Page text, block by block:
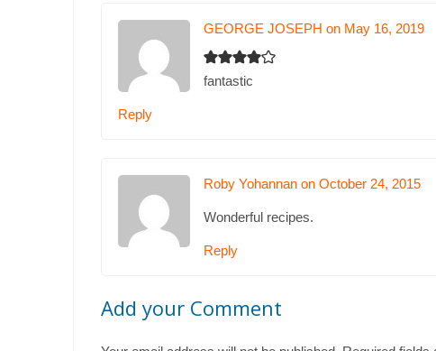
GEORGE JOSEPH on May 16, 2019
fantastic
Reply
Roby Yohannan on October 24, 2015
Wonderful recipes.
Reply
Add your Comment